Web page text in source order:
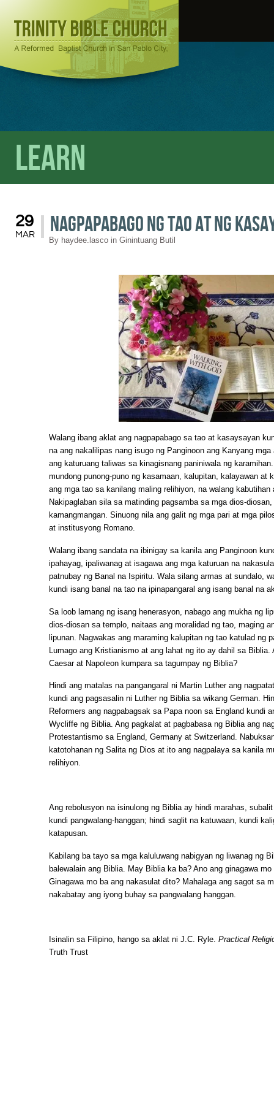
Learn
29
MAR Nagpapabago ng Tao at ng
By haydee.lasco in Ginintuang Butil
Walang ibang aklat ang nagpapabago sa tao at kasaysayan
na ang nakalilipas nang isugo ng Panginoon ang Kanyang mga
ang katuruang taliwas sa kinagisnang paniniwala ng
mundong punong-puno ng kasamaan, kalupitan, kalayawan at
ang mga tao sa kanilang maling relihiyon, na walang
Nakipaglaban sila sa matinding pagsamba sa mga dios-
kamangmangan. Sinuong nila ang galit ng mga pari at mga
at institusyong Romano.
Walang ibang sandata na ibinigay sa kanila ang Panginoon
ipahayag, ipaliwanag at isagawa ang mga katuruan na
patnubay ng Banal na Ispiritu. Wala silang armas at sundalo,
kundi isang banal na tao na ipinapangaral ang isang banal na
Sa loob lamang ng isang henerasyon, nabago ang mukha ng
dios-diosan sa templo, naitaas ang moralidad ng tao, maging
lipunan. Nagwakas ang maraming kalupitan ng tao katulad ng
Lumago ang Kristianismo at ang lahat ng ito ay dahil sa Biblia.
Caesar at Napoleon kumpara sa tagumpay ng Biblia?
Hindi ang matalas na pangangaral ni Martin Luther ang
kundi ang pagsasalin ni Luther ng Biblia sa wikang German.
Reformers ang nagpabagsak sa Papa noon sa England kundi
Wycliffe ng Biblia. Ang pagkalat at pagbabasa ng Biblia ang
Protestantismo sa England, Germany at Switzerland.
katotohanan ng Salita ng Dios at ito ang nagpalaya sa kanila
relihiyon.
Ang rebolusyon na isinulong ng Biblia ay hindi marahas,
kundi pangwalang-hanggan; hindi saglit na katuwaan, kundi
katapusan.
Kabilang ba tayo sa mga kaluluwang nabigyan ng liwanag ng
balewalain ang Biblia. May Biblia ka ba? Ano ang ginagawa
Ginagawa mo ba ang nakasulat dito? Mahalaga ang sagot sa
nakabatay ang iyong buhay sa pangwalang hanggan.
Isinalin sa Filipino, hango sa aklat ni J.C. Ryle. Practical
Truth Trust